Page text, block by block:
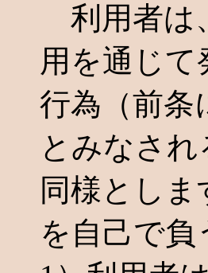
利用者は
用を通じ
行為（前条
とみなさ
同様とし
を自己で